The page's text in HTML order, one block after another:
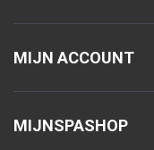
MIJN ACCOUNT
MIJNSPASHOP